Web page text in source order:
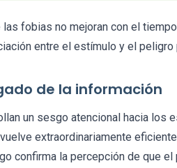
fobias no mejoran con el
entre el estímulo y el peligro
de la información
un sesgo atencional hacia los
extraordinariamente
confirma la percepción de que